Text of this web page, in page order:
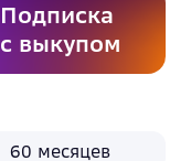
Подписка
с выкупом
60 месяцев